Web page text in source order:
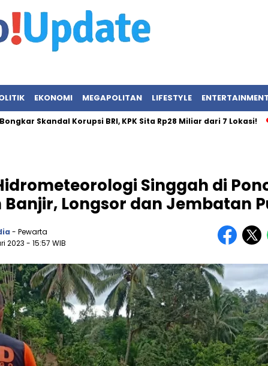
EKONOMI MEGAPOLITAN LIFESTYLE ENTERTAINMENT
Korupsi BRI, KPK Sita Rp28 Miliar dari 7 Lokasi!
Singgah di
Longsor dan Jembatan
- Pewarta
2023 - 15:57 WIB